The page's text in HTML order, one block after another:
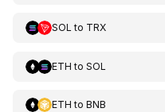
SOL to TRX
ETH to SOL
ETH to BNB